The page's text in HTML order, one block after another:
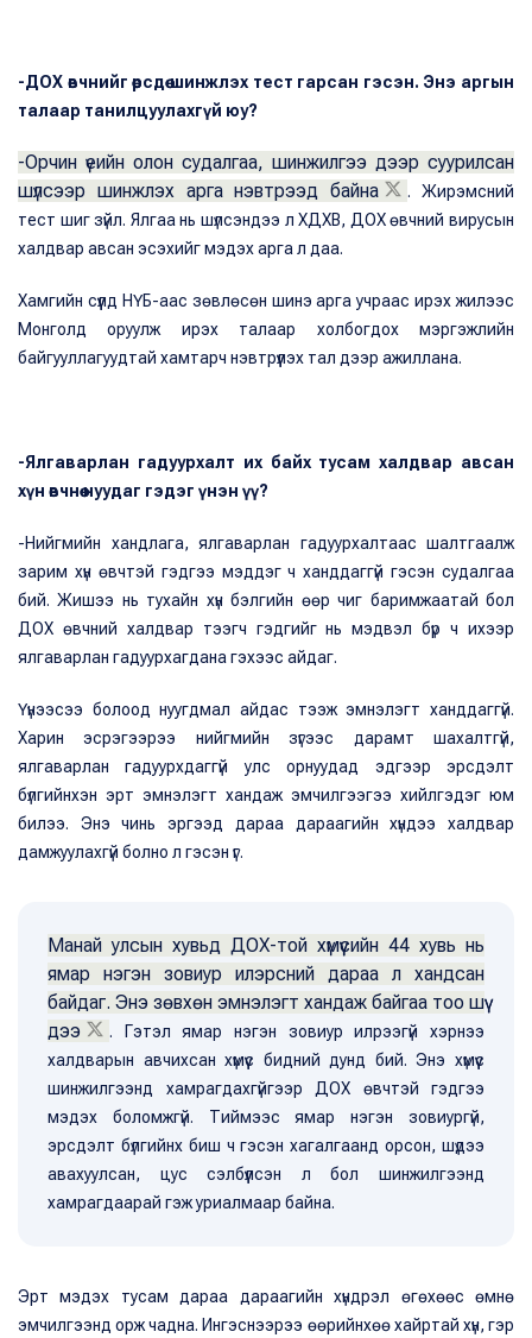
-ДОХ өвчнийг өөрсдөө шинжлэх тест гарсан гэсэн. Энэ аргын
талаар танилцуулахгүй юу?
-Орчин үеийн олон судалгаа, шинжилгээ дээр суурилсан
шүлсээр шинжлэх арга нэвтрээд байна
. Жирэмсний
тест шиг зүйл. Ялгаа нь шүлсэндээ л ХДХВ, ДОХ өвчний вирусын
халдвар авсан эсэхийг мэдэх арга л даа.
Хамгийн сүүлд НҮБ-аас зөвлөсөн шинэ арга учраас ирэх жилээс
Монголд оруулж ирэх талаар холбогдох мэргэжлийн
байгууллагуудтай хамтарч нэвтрүүлэх тал дээр ажиллана.
-Ялгаварлан гадуурхалт их байх тусам халдвар авсан
хүн өвчнөө нуудаг гэдэг үнэн үү?
-Нийгмийн хандлага, ялгаварлан гадуурхалтаас шалтгаалж
зарим хүн өвчтэй гэдгээ мэддэг ч ханддаггүй гэсэн судалгаа
бий. Жишээ нь тухайн хүн бэлгийн өөр чиг баримжаатай бол
ДОХ өвчний халдвар тээгч гэдгийг нь мэдвэл бүр ч ихээр
ялгаварлан гадуурхагдана гэхээс айдаг.
Үүнээсээ болоод нуугдмал айдас тээж эмнэлэгт ханддаггүй.
Харин эсрэгээрээ нийгмийн зүгээс дарамт шахалтгүй,
ялгаварлан гадуурхдаггүй улс орнуудад эдгээр эрсдэлт
бүлгийнхэн эрт эмнэлэгт хандаж эмчилгээгээ хийлгэдэг юм
билээ. Энэ чинь эргээд дараа дараагийн хүндээ халдвар
дамжуулахгүй болно л гэсэн үг.
Манай улсын хувьд ДОХ-той хүмүүсийн 44 хувь нь
ямар нэгэн зовиур илэрсний дараа л хандсан
байдаг. Энэ зөвхөн эмнэлэгт хандаж байгаа тоо шүү
дээ
. Гэтэл ямар нэгэн зовиур илрээгүй хэрнээ
халдварын авчихсан хүмүүс бидний дунд бий. Энэ хүмүүс
шинжилгээнд хамрагдахгүйгээр ДОХ өвчтэй гэдгээ
мэдэх боломжгүй. Тиймээс ямар нэгэн зовиургүй,
эрсдэлт бүлгийнх биш ч гэсэн хагалгаанд орсон, шүдээ
авахуулсан, цус сэлбүүлсэн л бол шинжилгээнд
хамрагдаарай гэж уриалмаар байна.
Эрт мэдэх тусам дараа дараагийн хүндрэл өгөхөөс өмнө
эмчилгээнд орж чадна. Ингэснээрээ өөрийнхөө хайртай хүн, гэр